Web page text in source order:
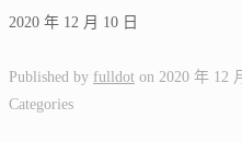
2020 年 12 月 10 日
Published by fulldot on 2020 年 12
Categories